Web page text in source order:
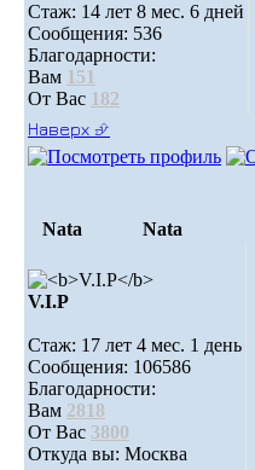
Стаж: 14 лет 8 мес. 6 дней
Сообщения: 536
Благодарности:
Вам 151
От Вас 182
Наверх ⮵
Nata Nata
V.I.Р
Стаж: 17 лет 4 мес. 1 день
Сообщения: 106586
Благодарности:
Вам 2818
От Вас 3800
Откуда вы: Москва